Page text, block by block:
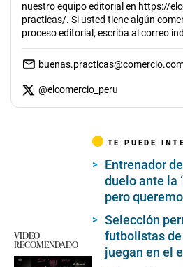
nuestro equipo editorial en https://
practicas/. Si usted tiene algún
proceso editorial, escriba al correo
@elcomercio_peru
VIDEO
RECOMENDADO
TE PUEDE
Entrenador
duelo ante la
pero
Selección
futbolistas
juegan en el